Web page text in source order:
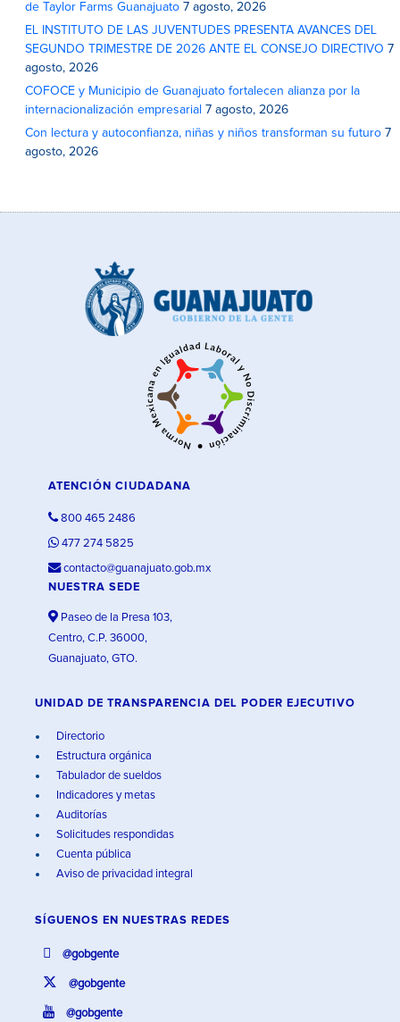
de Taylor Farms Guanajuato 7 agosto, 2026
EL INSTITUTO DE LAS JUVENTUDES PRESENTA AVANCES DEL
SEGUNDO TRIMESTRE DE 2026 ANTE EL CONSEJO DIRECTIVO 7
agosto, 2026
COFOCE y Municipio de Guanajuato fortalecen alianza por la
internacionalización empresarial 7 agosto, 2026
Con lectura y autoconfianza, niñas y niños transforman su futuro 7
agosto, 2026
ATENCIÓN CIUDADANA
800 465 2486
477 274 5825
contacto@guanajuato.gob.mx
NUESTRA SEDE
Paseo de la Presa 103,
Centro, C.P. 36000,
Guanajuato, GTO.
UNIDAD DE TRANSPARENCIA DEL PODER EJECUTIVO
Directorio
Estructura orgánica
Tabulador de sueldos
Indicadores y metas
Auditorías
Solicitudes respondidas
Cuenta pública
Aviso de privacidad integral
SÍGUENOS EN NUESTRAS REDES
@gobgente
@gobgente
@gobgente